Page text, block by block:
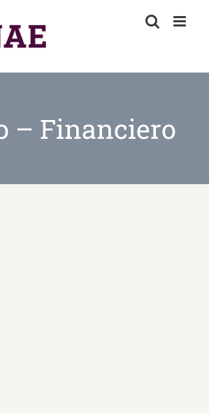
– Financiero